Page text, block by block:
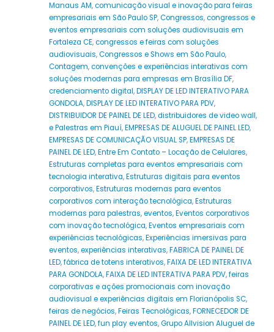
Manaus AM,comunicação visual e inovação para feiras
empresariais em São Paulo SP,Congressos,congressos e
eventos empresariais com soluções audiovisuais em
Fortaleza CE,congressos e feiras com soluções
audiovisuais,Congressos e Shows em São Paulo,
Contagem,convenções e experiências interativas com
soluções modernas para empresas em Brasília DF,
credenciamento digital,DISPLAY DE LED INTERATIVO PARA
GONDOLA,DISPLAY DE LED INTERATIVO PARA PDV,
DISTRIBUIDOR DE PAINEL DE LED,distribuidores de video wall,
e Palestras em Piauí,EMPRESAS DE ALUGUEL DE PAINEL LED,
EMPRESAS DE COMUNICAÇÃO VISUAL SP,EMPRESAS DE
PAINEL DE LED,Entre Em Contato – Locação de Celulares,
Estruturas completas para eventos empresariais com
tecnologia interativa,Estruturas digitais para eventos
corporativos,Estruturas modernas para eventos
corporativos com interação tecnológica,Estruturas
modernas para palestras,eventos,Eventos corporativos
com inovação tecnológica,Eventos empresariais com
experiências tecnológicas,Experiências imersivas para
eventos,experiências interativas,FABRICA DE PAINEL DE
LED,fábrica de totens interativos,FAIXA DE LED INTERATIVA
PARA GONDOLA,FAIXA DE LED INTERATIVA PARA PDV,feiras
corporativas e ações promocionais com inovação
audiovisual e experiências digitais em Florianópolis SC,
feiras de negócios,Feiras Tecnológicas,FORNECEDOR DE
PAINEL DE LED,fun play eventos,Grupo Allvision Aluguel de